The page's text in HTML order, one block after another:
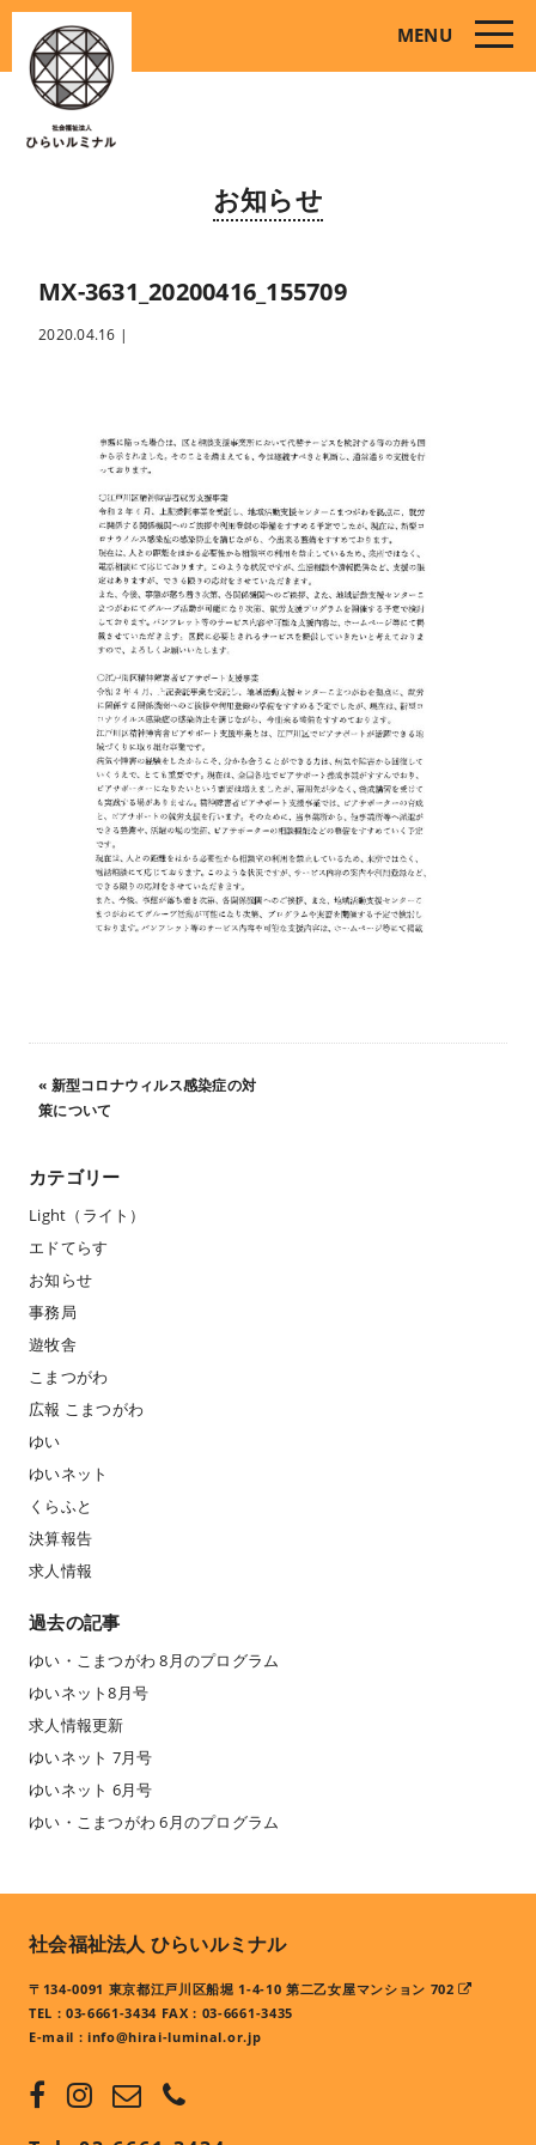
MENU
toggle
お知らせ
MX-3631_20200416_155709
2020.04.16 |
« 新型コロナウィルス感染症の対
策について
カテゴリー
Light（ライト）
エドてらす
お知らせ
事務局
遊牧舎
こまつがわ
広報 こまつがわ
ゆい
ゆいネット
くらふと
決算報告
求人情報
過去の記事
ゆい・こまつがわ 8月のプログラム
ゆいネット8月号
求人情報更新
ゆいネット 7月号
ゆいネット 6月号
ゆい・こまつがわ 6月のプログラム
社会福祉法人 ひらいルミナル
〒134-0091 東京都江戸川区船堀 1-4-10 第二乙女屋マンション 702
TEL : 03-6661-3434 FAX : 03-6661-3435
E-mail :info@hirai-luminal.or.jp